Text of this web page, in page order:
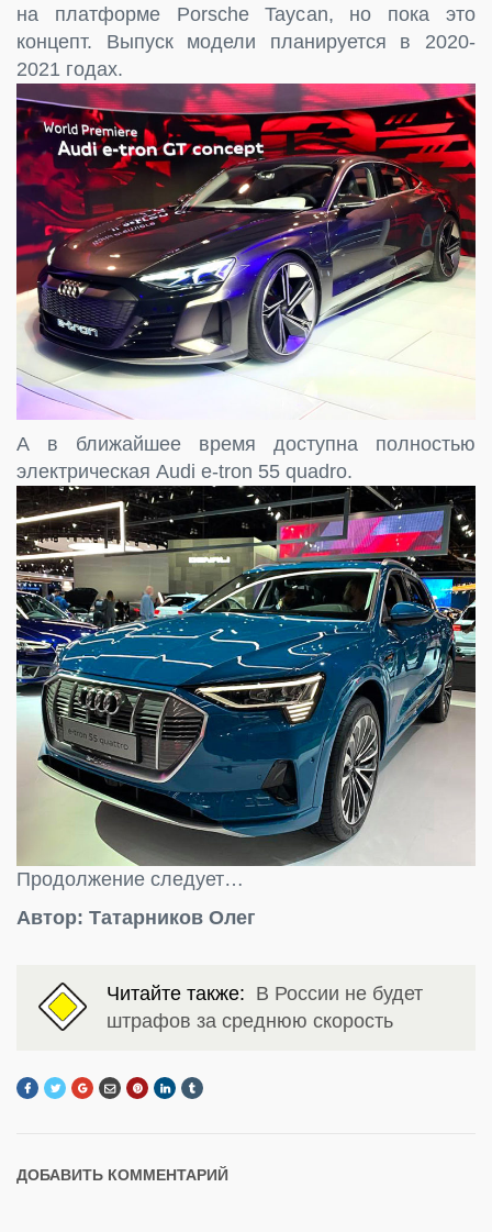
на платформе Porsche Taycan, но пока это
концепт. Выпуск модели планируется в 2020-
2021 годах.
А в ближайшее время доступна полностью
электрическая Audi e-tron 55 quadro.
Продолжение следует…
Автор: Татарников Олег
Читайте также: В России не будет
штрафов за среднюю скорость
ДОБАВИТЬ КОММЕНТАРИЙ